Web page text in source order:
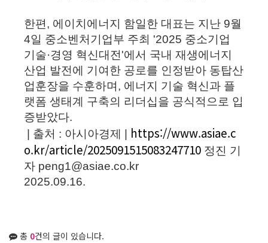
한편, 에이치에너지 함일한 대표는 지난 9월
4일 중소벤처기업부 주최 '2025 중소기업
기술·경영 혁신대전'에서 국내 재생에너지
산업 발전에 기여한 공로를 인정받아 동탑산
업훈장을 수훈하며, 에너지 기술 혁신과 플
랫폼 생태계 구축의 리더십을 공식적으로 입
증받았다.
| 출처 : 아시아경제 | https://www.asiae.c
o.kr/article/2025091515083247710 정진 기
자 peng1@asiae.co.kr
2025.09.16.
총 0건의 글이 있습니다.